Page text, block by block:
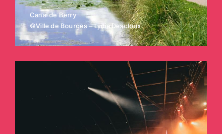
Canal de Berry
©Ville de Bourges – Lydia Descloux